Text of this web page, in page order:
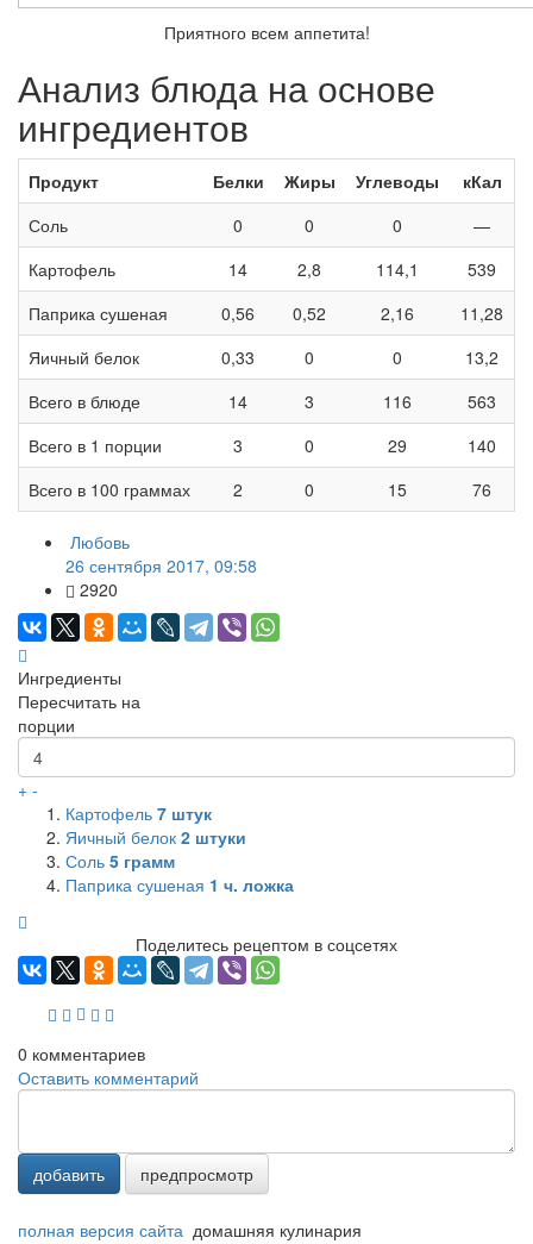
Приятного всем аппетита!
Анализ блюда на основе
ингредиентов
Продукт Белки Жиры Углеводы
кКал
Соль
0 0 0
—
Картофель
14 2,8 114,1
539
Паприка сушеная
0,56 0,52 2,16
11,28
Яичный белок
0,33 0 0
13,2
Всего в блюде
14 3 116
563
Всего в 1 порции
3 0 29
140
Всего в 100 граммах
2 0 15 76
Любовь
26 сентября 2017, 09:58
2920
Ингредиенты
Пересчитать на
порции
+ -
Картофель 7 штук
Яичный белок 2 штуки
Соль 5 грамм
Паприка сушеная 1 ч. ложка
Поделитесь рецептом в соцсетях
0 комментариев
Оставить комментарий
добавить предпросмотр
полная версия сайта домашняя кулинария